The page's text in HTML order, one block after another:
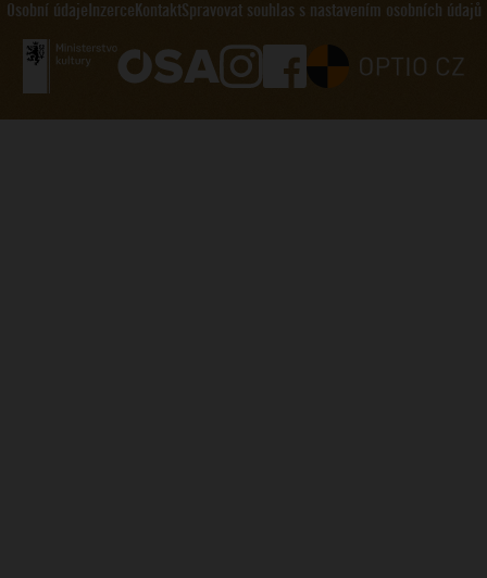
Osobní údajeInzerceKontaktSpravovat souhlas s nastavením osobních údajů